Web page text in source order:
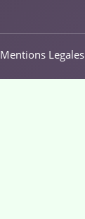
Mentions Legales